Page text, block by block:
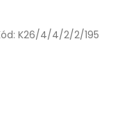
K26/4/4/2/2/195